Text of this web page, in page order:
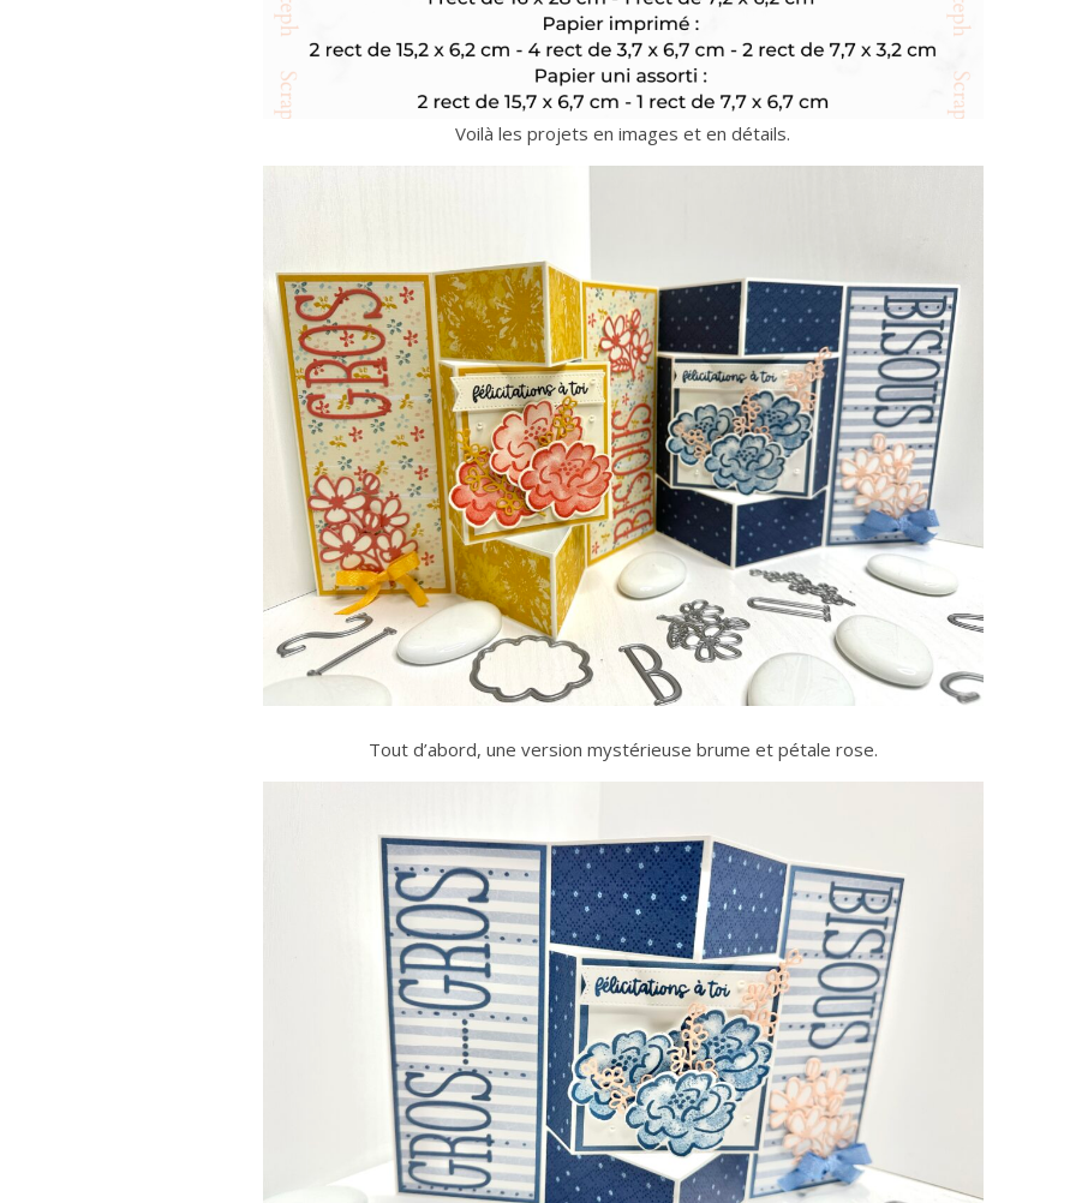
Voilà les projets en images et en détails.
Tout d’abord, une version mystérieuse brume et pétale rose.